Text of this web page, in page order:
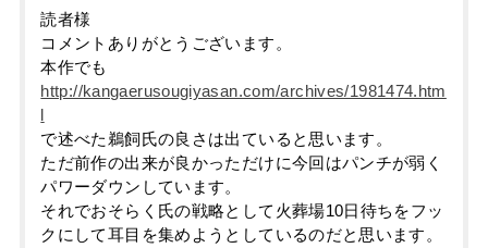
読者様
コメントありがとうございます。
本作でも
http://kangaerusougiyasan.com/archives/1981474.htm
l
で述べた鵜飼氏の良さは出ていると思います。
ただ前作の出来が良かっただけに今回はパンチが弱く
パワーダウンしています。
それでおそらく氏の戦略として火葬場10日待ちをフッ
クにして耳目を集めようとしているのだと思います。